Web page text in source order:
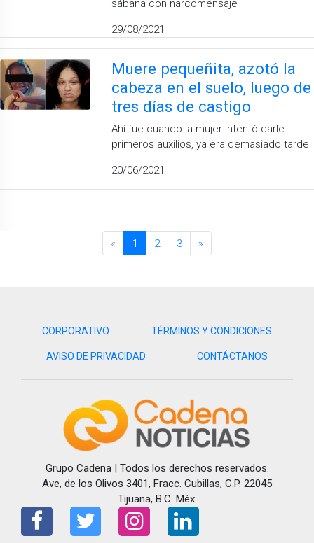
sábana con narcomensaje
29/08/2021
Muere pequeñita, azotó la
cabeza en el suelo, luego de
tres días de castigo
Ahí fue cuando la mujer intentó darle
primeros auxilios, ya era demasiado tarde
20/06/2021
« 1 2 3 »
CORPORATIVO TÉRMINOS Y CONDICIONES
AVISO DE PRIVACIDAD CONTÁCTANOS
Grupo Cadena | Todos los derechos reservados.
Ave, de los Olivos 3401, Fracc. Cubillas, C.P. 22045
Tijuana, B.C. Méx.